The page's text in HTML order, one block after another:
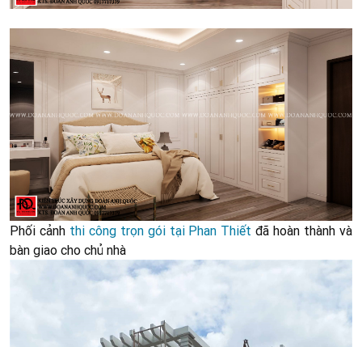
Phối cảnh thi công trọn gói tại Phan Thiết đã hoàn thành và
bàn giao cho chủ nhà